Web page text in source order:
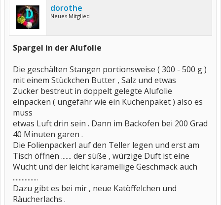
dorothe
Neues Mitglied
Spargel in der Alufolie
Die geschälten Stangen portionsweise ( 300 - 500 g )
mit einem Stückchen Butter , Salz und etwas
Zucker bestreut in doppelt gelegte Alufolie
einpacken ( ungefähr wie ein Kuchenpaket ) also es
muss
etwas Luft drin sein . Dann im Backofen bei 200 Grad
40 Minuten garen .
Die Folienpackerl auf den Teller legen und erst am
Tisch öffnen ....... der süße , würzige Duft ist eine
Wucht und der leicht karamellige Geschmack auch
.................
Dazu gibt es bei mir , neue Katöffelchen und
Räucherlachs .